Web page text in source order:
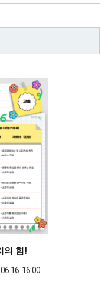
의 힘!
16:00